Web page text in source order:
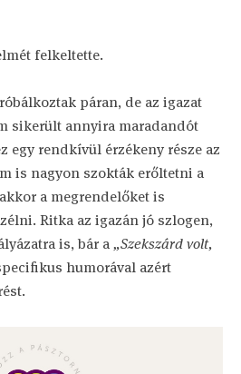
felkeltette.
páran, de az igazat
sikerült annyira maradandót
egy rendkívül érzékeny része az
is nagyon szokták erőltetni a
a megrendelőket is
Ritka az igazán jó szlogen,
is, bár a„Szekszárd volt,
humorával azért